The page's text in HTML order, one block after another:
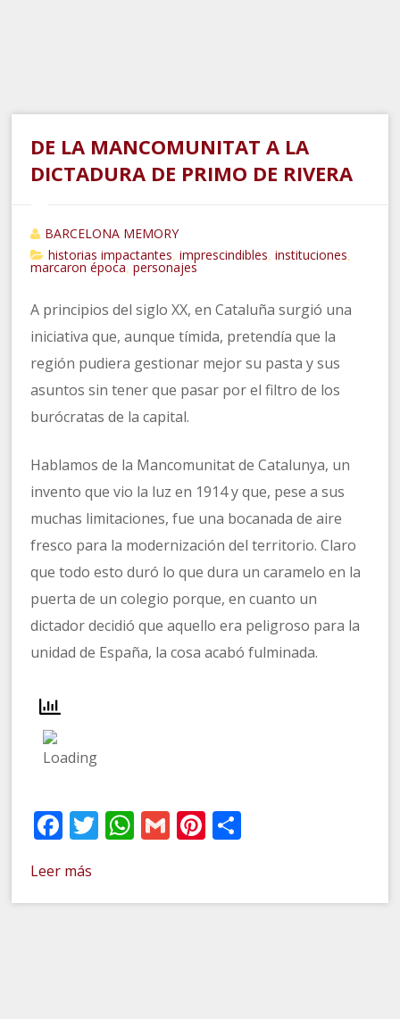
DE LA MANCOMUNITAT A LA
DICTADURA DE PRIMO DE RIVERA
BARCELONA MEMORY
historias impactantes
,imprescindibles ,instituciones
marcaron época ,personajes
A principios del siglo XX, en Cataluña surgió una
iniciativa que, aunque tímida, pretendía que la
región pudiera gestionar mejor su pasta y sus
asuntos sin tener que pasar por el filtro de los
burócratas de la capital.
Hablamos de la Mancomunitat de Catalunya, un
invento que vio la luz en 1914 y que, pese a sus
muchas limitaciones, fue una bocanada de aire
fresco para la modernización del territorio. Claro
que todo esto duró lo que dura un caramelo en la
puerta de un colegio porque, en cuanto un
dictador decidió que aquello era peligroso para la
unidad de España, la cosa acabó fulminada.
Facebook
Twitter
WhatsApp
GmailPinterest
Leer más